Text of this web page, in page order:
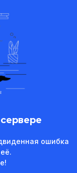
ошибка